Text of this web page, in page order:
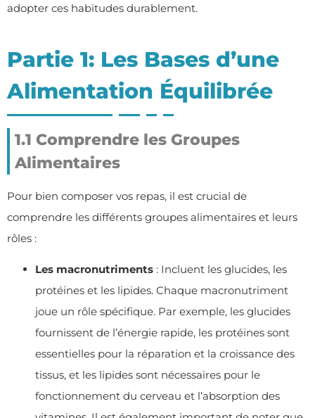
adopter ces habitudes durablement.
Partie 1: Les Bases d’une
Alimentation Équilibrée
1.1 Comprendre les Groupes
Alimentaires
Pour bien composer vos repas, il est crucial de
comprendre les différents groupes alimentaires et leurs
rôles :
Les macronutriments : Incluent les glucides, les
protéines et les lipides. Chaque macronutriment
joue un rôle spécifique. Par exemple, les glucides
fournissent de l’énergie rapide, les protéines sont
essentielles pour la réparation et la croissance des
tissus, et les lipides sont nécessaires pour le
fonctionnement du cerveau et l’absorption des